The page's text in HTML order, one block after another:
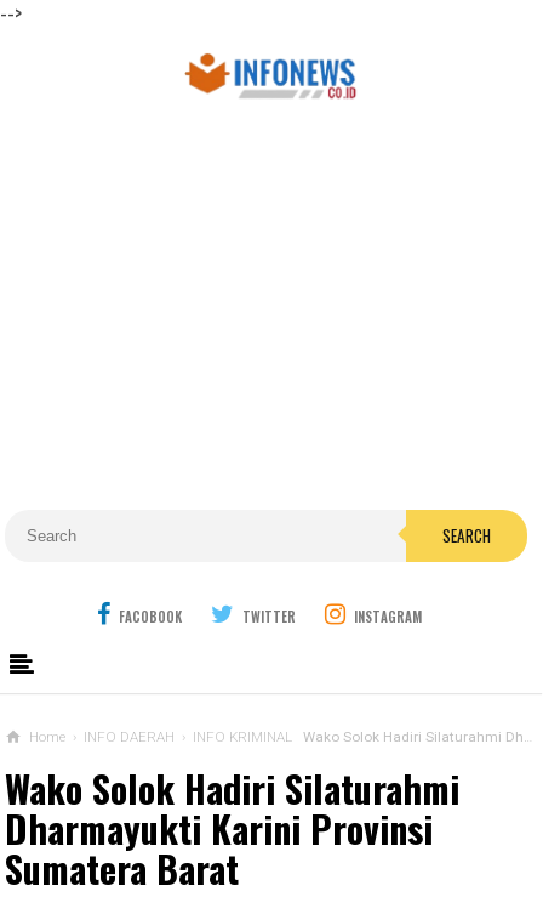
-->
SEARCH
FACOBOOK TWITTER INSTAGRAM
Home › INFO DAERAH › INFO KRIMINAL Wako Solok Hadiri Silaturahmi Dharmayukti Karini Provinsi Sumatera Barat
Wako Solok Hadiri Silaturahmi
Dharmayukti Karini Provinsi
Sumatera Barat